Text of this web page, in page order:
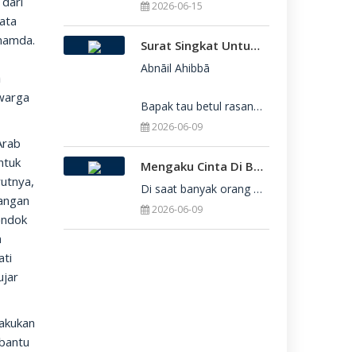
2026-06-15
Surat Singkat Untukmu Yang Belum Juga Diterima Di Perguruan Tinggi
Abnāil Ahibbā
Bapak tau betul rasanya berat sekali ketika dirimu belum juga diterima di Perguru
2026-06-09
Mengaku Cinta Di Balik Keterbatasan: Seni Menerima Diri Di Hadapan Ilahi
Di saat banyak orang yang serba menuntut kesempurnaan, kita sering kali terjebak dalam rasa bersalah
2026-06-09